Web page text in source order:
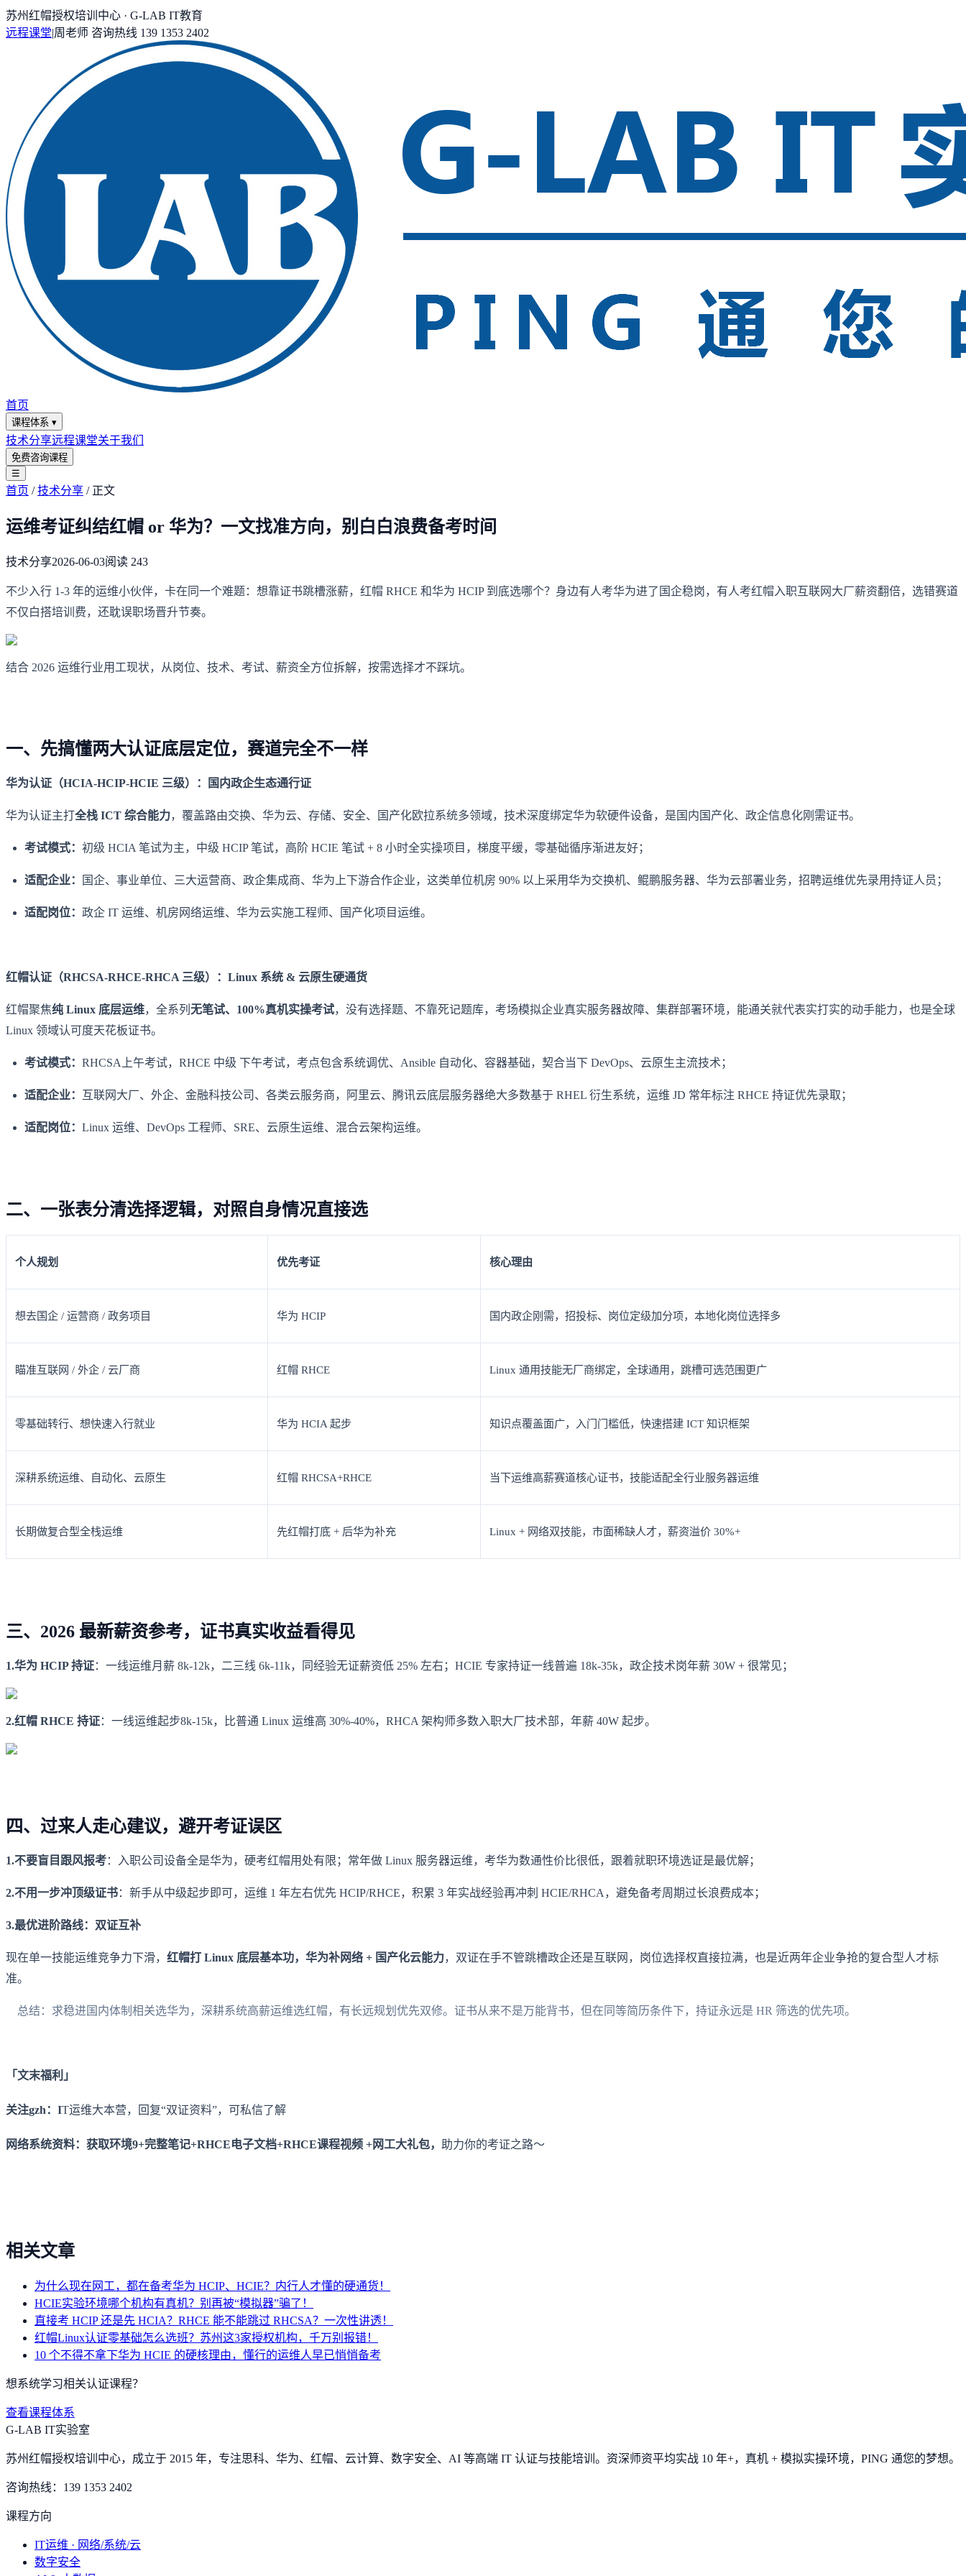
苏州红帽授权培训中心 · G-LAB IT教育
远程课堂|周老师 咨询热线 139 1353 2402
首页
课程体系 ▾
技术分享远程课堂关于我们
免费咨询课程
☰
首页 /技术分享 / 正文
运维考证纠结红帽 or 华为？一文找准方向，别白白浪费备考时间
技术分享2026-06-03阅读 243
不少入行 1-3 年的运维小伙伴，卡在同一个难题：想靠证书跳槽涨薪，红帽 RHCE 和华为 HCIP 到底选哪个？身边有人考华为进了国企稳岗，有人考红帽入职互联网大厂薪资翻倍，选错赛道
不仅白搭培训费，还耽误职场晋升节奏。
结合 2026 运维行业用工现状，从岗位、技术、考试、薪资全方位拆解，按需选择才不踩坑。
一、先搞懂两大认证底层定位，赛道完全不一样
华为认证（HCIA-HCIP-HCIE 三级）：国内政企生态通行证
华为认证主打全栈 ICT 综合能力，覆盖路由交换、华为云、存储、安全、国产化欧拉系统多领域，技术深度绑定华为软硬件设备，是国内国产化、政企信息化刚需证书。
考试模式： 初级 HCIA 笔试为主，中级 HCIP 笔试，高阶 HCIE 笔试 + 8 小时全实操项目，梯度平缓，零基础循序渐进友好；
适配企业： 国企、事业单位、三大运营商、政企集成商、华为上下游合作企业，这类单位机房 90% 以上采用华为交换机、鲲鹏服务器、华为云部署业务，招聘运维优先录用持证人员；
适配岗位： 政企 IT 运维、机房网络运维、华为云实施工程师、国产化项目运维。
红帽认证（RHCSA-RHCE-RHCA 三级）：Linux 系统 & 云原生硬通货
红帽聚焦纯 Linux 底层运维，全系列 无笔试、100%真机实操考试，没有选择题、不靠死记题库，考场模拟企业真实服务器故障、集群部署环境，能通关就代表实打实的动手能力，也是全球
Linux 领域认可度天花板证书。
考试模式： RHCSA上午考试，RHCE 中级 下午考试，考点包含系统调优、Ansible 自动化、容器基础，契合当下 DevOps、云原生主流技术；
适配企业： 互联网大厂、外企、金融科技公司、各类云服务商，阿里云、腾讯云底层服务器绝大多数基于 RHEL 衍生系统，运维 JD 常年标注 RHCE 持证优先录取；
适配岗位： Linux 运维、DevOps 工程师、SRE、云原生运维、混合云架构运维。
二、一张表分清选择逻辑，对照自身情况直接选
个人规划 优先考证 核心理由
想去国企 / 运营商 / 政务项目 华为 HCIP 国内政企刚需，招投标、岗位定级加分项，本地化岗位选择多
瞄准互联网 / 外企 / 云厂商 红帽 RHCE Linux 通用技能无厂商绑定，全球通用，跳槽可选范围更广
零基础转行、想快速入行就业 华为 HCIA 起步 知识点覆盖面广，入门门槛低，快速搭建 ICT 知识框架
深耕系统运维、自动化、云原生 红帽 RHCSA+RHCE 当下运维高薪赛道核心证书，技能适配全行业服务器运维
长期做复合型全栈运维 先红帽打底 + 后华为补充 Linux + 网络双技能，市面稀缺人才，薪资溢价 30%+
三、2026 最新薪资参考，证书真实收益看得见
1.华为 HCIP 持证：一线运维月薪 8k-12k，二三线 6k-11k，同经验无证薪资低 25% 左右；HCIE 专家持证一线普遍 18k-35k，政企技术岗年薪 30W + 很常见；
2.红帽 RHCE 持证：一线运维起步8k-15k，比普通 Linux 运维高 30%-40%，RHCA 架构师多数入职大厂技术部，年薪 40W 起步。
四、过来人走心建议，避开考证误区
1.不要盲目跟风报考：入职公司设备全是华为，硬考红帽用处有限；常年做 Linux 服务器运维，考华为数通性价比很低，跟着就职环境选证是最优解；
2.不用一步冲顶级证书：新手从中级起步即可，运维 1 年左右优先 HCIP/RHCE，积累 3 年实战经验再冲刺 HCIE/RHCA，避免备考周期过长浪费成本；
3.最优进阶路线：双证互补
现在单一技能运维竞争力下滑， 红帽打 Linux 底层基本功，华为补网络 + 国产化云能力，双证在手不管跳槽政企还是互联网，岗位选择权直接拉满，也是近两年企业争抢的复合型人才标
准。
总结：求稳进国内体制相关选华为，深耕系统高薪运维选红帽，有长远规划优先双修。证书从来不是万能背书，但在同等简历条件下，持证永远是 HR 筛选的优先项。
「文末福利」
关注gzh：IT运维大本营，回复“双证资料”，可私信了解
网络系统资料：获取环境9+完整笔记+RHCE电子文档+RHCE课程视频 +网工大礼包， 助力你的考证之路～
相关文章
为什么现在网工，都在备考华为 HCIP、HCIE？内行人才懂的硬通货！
HCIE实验环境哪个机构有真机？别再被“模拟器”骗了！
直接考 HCIP 还是先 HCIA？RHCE 能不能跳过 RHCSA？一次性讲透！
红帽Linux认证零基础怎么选班？苏州这3家授权机构，千万别报错！
10 个不得不拿下华为 HCIE 的硬核理由，懂行的运维人早已悄悄备考
想系统学习相关认证课程？
查看课程体系
G-LAB IT实验室
苏州红帽授权培训中心，成立于 2015 年，专注思科、华为、红帽、云计算、数字安全、AI 等高端 IT 认证与技能培训。资深师资平均实战 10 年+，真机 + 模拟实操环境， PING 通您的梦想。
咨询热线： 139 1353 2402
课程方向
IT运维 · 网络/系统/云
数字安全